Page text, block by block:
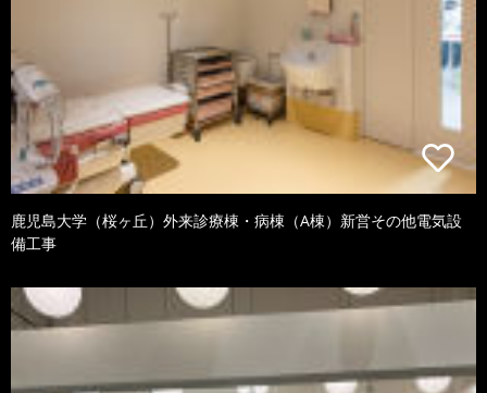
鹿児島大学（桜ヶ丘）外来診療棟・病棟（A棟）新営その他電気設
備工事